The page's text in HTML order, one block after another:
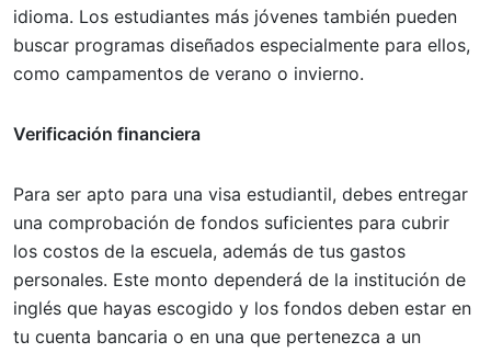
idioma. Los estudiantes más jóvenes también pueden
buscar programas diseñados especialmente para ellos,
como campamentos de verano o invierno.
Verificación financiera
Para ser apto para una visa estudiantil, debes entregar
una comprobación de fondos suficientes para cubrir
los costos de la escuela, además de tus gastos
personales. Este monto dependerá de la institución de
inglés que hayas escogido y los fondos deben estar en
tu cuenta bancaria o en una que pertenezca a un